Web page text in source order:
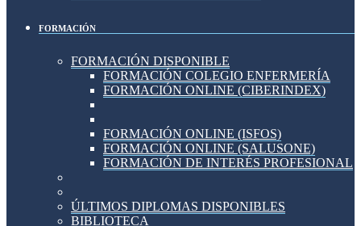
FORMACIÓN
FORMACIÓN DISPONIBLE
FORMACIÓN COLEGIO ENFERMERÍA
FORMACIÓN ONLINE (CIBERINDEX)
FORMACIÓN ONLINE (ISFOS)
FORMACIÓN ONLINE (SALUSONE)
FORMACIÓN DE INTERÉS PROFESIONAL
ÚLTIMOS DIPLOMAS DISPONIBLES
BIBLIOTECA